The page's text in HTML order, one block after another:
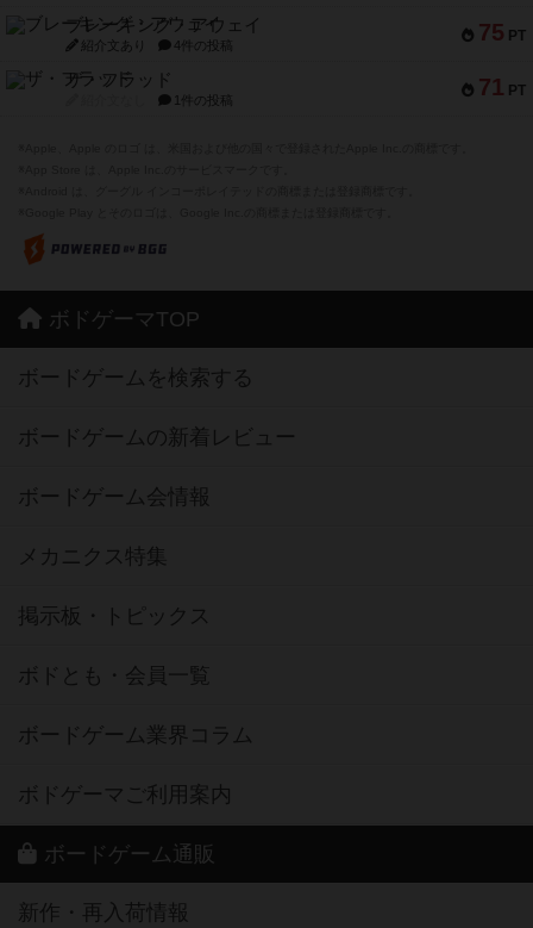
75 PT
ブレーキング・アウェイ
紹介文あり 4件の投稿
71 PT
ザ・フラッド
1件の投稿
ボドゲーマTOP
ボードゲームを検索する
ボードゲームの新着レビュー
ボードゲーム会情報
メカニクス特集
掲示板・トピックス
ボドとも・会員一覧
ボードゲーム業界コラム
ボドゲーマご利用案内
ボードゲーム通販
新作・再入荷情報